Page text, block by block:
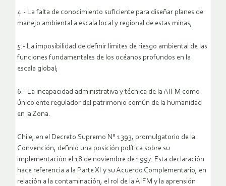
4.- La falta de conocimiento suficiente para diseñar planes de
manejo ambiental a escala local y regional de estas minas;
5.- La imposibilidad de definir límites de riesgo ambiental de las
funciones fundamentales de los océanos profundos en la
escala global;
6.- La incapacidad administrativa y técnica de la AIFM como
único ente regulador del patrimonio común de la humanidad
en la Zona.
Chile, en el Decreto Supremo N° 1393, promulgatorio de la
Convención, definió una posición política sobre su
implementación el 18 de noviembre de 1997. Esta declaración
hace referencia a la Parte XI y su Acuerdo Complementario, en
relación a la contaminación, el rol de la AIFM y la aprensión